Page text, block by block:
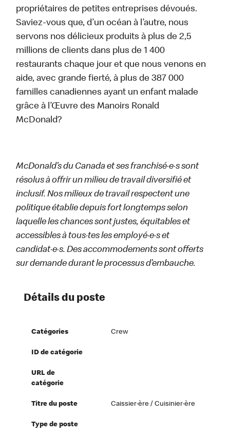
propriétaires de petites entreprises dévoués.
Saviez-vous que, d’un océan à l’autre, nous
servons nos délicieux produits à plus de 2,5
millions de clients dans plus de 1 400
restaurants chaque jour et que nous venons en
aide, avec grande fierté, à plus de 387 000
familles canadiennes ayant un enfant malade
grâce à l’Œuvre des Manoirs Ronald
McDonald?
McDonald’s du Canada et ses franchisé·e·s sont
résolus à offrir un milieu de travail diversifié et
inclusif. Nos milieux de travail respectent une
politique établie depuis fort longtemps selon
laquelle les chances sont justes, équitables et
accessibles à tous·tes les employé·e·s et
candidat·e·s. Des accommodements sont offerts
sur demande durant le processus d’embauche.
Détails du poste
Catégories Crew
ID de catégorie
URL de
catégorie
Titre du poste Caissier·ère / Cuisinier·ère
Type de poste